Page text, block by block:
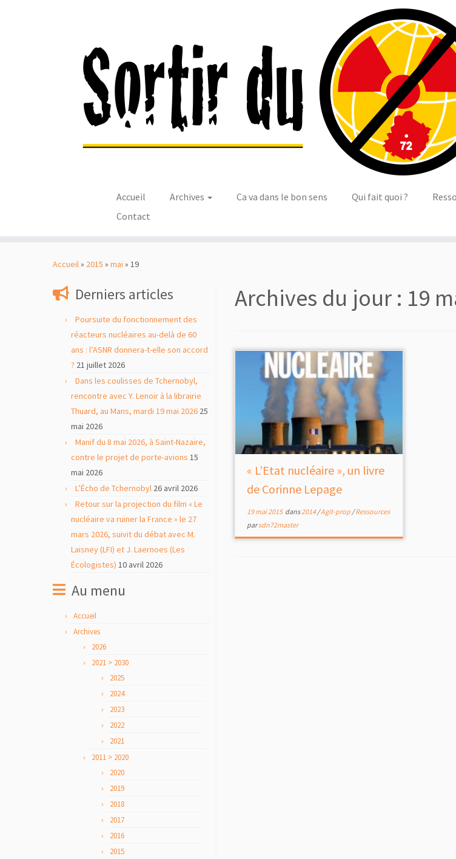
Accueil Archives Ca va dans le bon sens Qui fait quoi ?
Contact
Accueil» 2015 » mai » 19
Derniers articles
Poursuite du fonctionnement des
réacteurs nucléaires au-delà de 60
ans : l’ASNR donnera-t-elle son accord
? 21 juillet 2026
Dans les coulisses de Tchernobyl,
rencontre avec Y. Lenoir à la librairie
Thuard, au Mans, mardi 19 mai 2026 25
mai 2026
Manif du 8 mai 2026, à Saint-Nazaire,
contre le projet de porte-avions 15
mai 2026
L’Écho de Tchernobyl 26 avril 2026
Retour sur la projection du film « Le
nucléaire va ruiner la France » le 27
mars 2026, suivit du débat avec M.
Laisney (LFI) et J. Laernoes (Les
Écologistes) 10 avril 2026
Au menu
Accueil
Archives
2026
2021 > 2030
2025
2024
2023
2022
2021
2011 > 2020
2020
2019
2018
2017
2016
2015
Archives du jour : 19
« L’Etat nucléaire », un livre
de Corinne Lepage
19 mai 2015dans2014/Agit-prop /Ressources
parsdn72master